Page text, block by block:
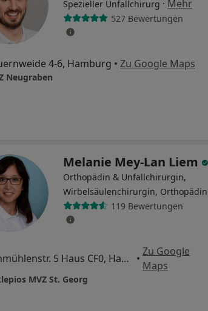
Spezieller Unfallchirurg · Mehr
527 Bewertungen
4-6, Hamburg • Zu Google Maps
Neugraben
Melanie Mey-Lan Liem
Orthopädin & Unfallchirurgin,
Wirbelsäulenchirurgin, Orthopädin
119 Bewertungen
Lohmühlenstr. 5 Haus CF0, Hamburg •
Zu Google
Maps
MVZ St. Georg